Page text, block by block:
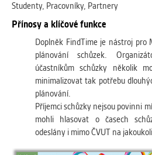
Studenty, Pracovníky, Partnery
Přínosy a klíčové funkce
Doplněk FindTime je nástroj pro
plánování schůzek.
účastníkům schůzky několik
minimalizovat tak potřebu
plánování.
Příjemci schůzky nejsou povinni
mohli hlasovat o časech
odeslány i mimo ČVUT na